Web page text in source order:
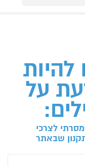
להיות
על
לצרכי
שבאתר